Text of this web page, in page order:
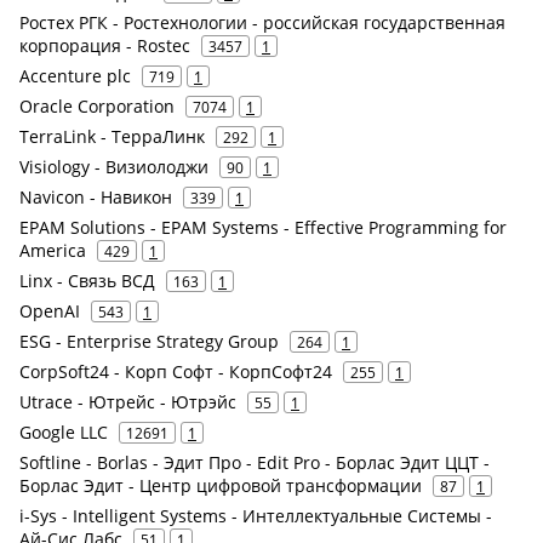
Ростех РГК - Ростехнологии - российская государственная
корпорация - Rostec
3457 1
Accenture plc 719 1
Oracle Corporation 7074 1
TerraLink - ТерраЛинк 292 1
Visiology - Визиолоджи 90 1
Navicon - Навикон 339 1
EPAM Solutions - EPAM Systems - Effective Programming for
America
429 1
Linx - Связь ВСД 163 1
OpenAI 543 1
ESG - Enterprise Strategy Group 264 1
CorpSoft24 - Корп Софт - КорпСофт24 255 1
Utrace - Ютрейс - Ютрэйс 55 1
Google LLC 12691 1
Softline - Borlas - Эдит Про - Edit Pro - Борлас Эдит ЦЦТ -
Борлас Эдит - Центр цифровой трансформации
87 1
i-Sys - Intelligent Systems - Интеллектуальные Системы -